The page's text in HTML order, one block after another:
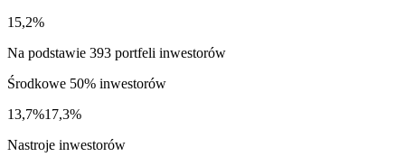
15,2%
Na podstawie 393 portfeli inwestorów
Środkowe 50% inwestorów
13,7%17,3%
Nastroje inwestorów